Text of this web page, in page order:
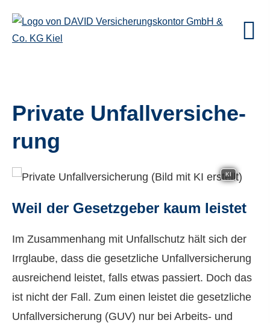
Private Unfall­ver­si­che­
rung
KI
Weil der Gesetzgeber kaum leistet
Im Zusammenhang mit Unfallschutz hält sich der
Irrglaube, dass die gesetzliche Unfall­ver­si­che­rung
ausreichend leistet, falls etwas passiert. Doch das
ist nicht der Fall. Zum einen leistet die gesetzliche
Unfall­ver­si­che­rung (GUV) nur bei Arbeits- und